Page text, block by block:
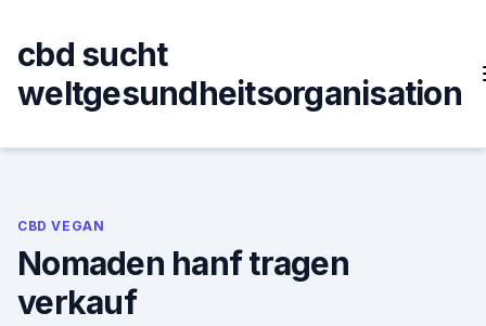
content
cbd sucht
weltgesundheitsorganisation
CBD VEGAN
Nomaden hanf tragen
verkauf